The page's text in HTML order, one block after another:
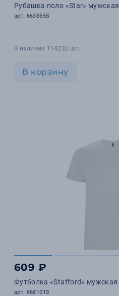
Рубашка поло «Star» мужская
арт. 663855S
В наличии 114232 шт.
В корзину
609 ₽
Футболка «Stafford» мужская
арт. 668101S